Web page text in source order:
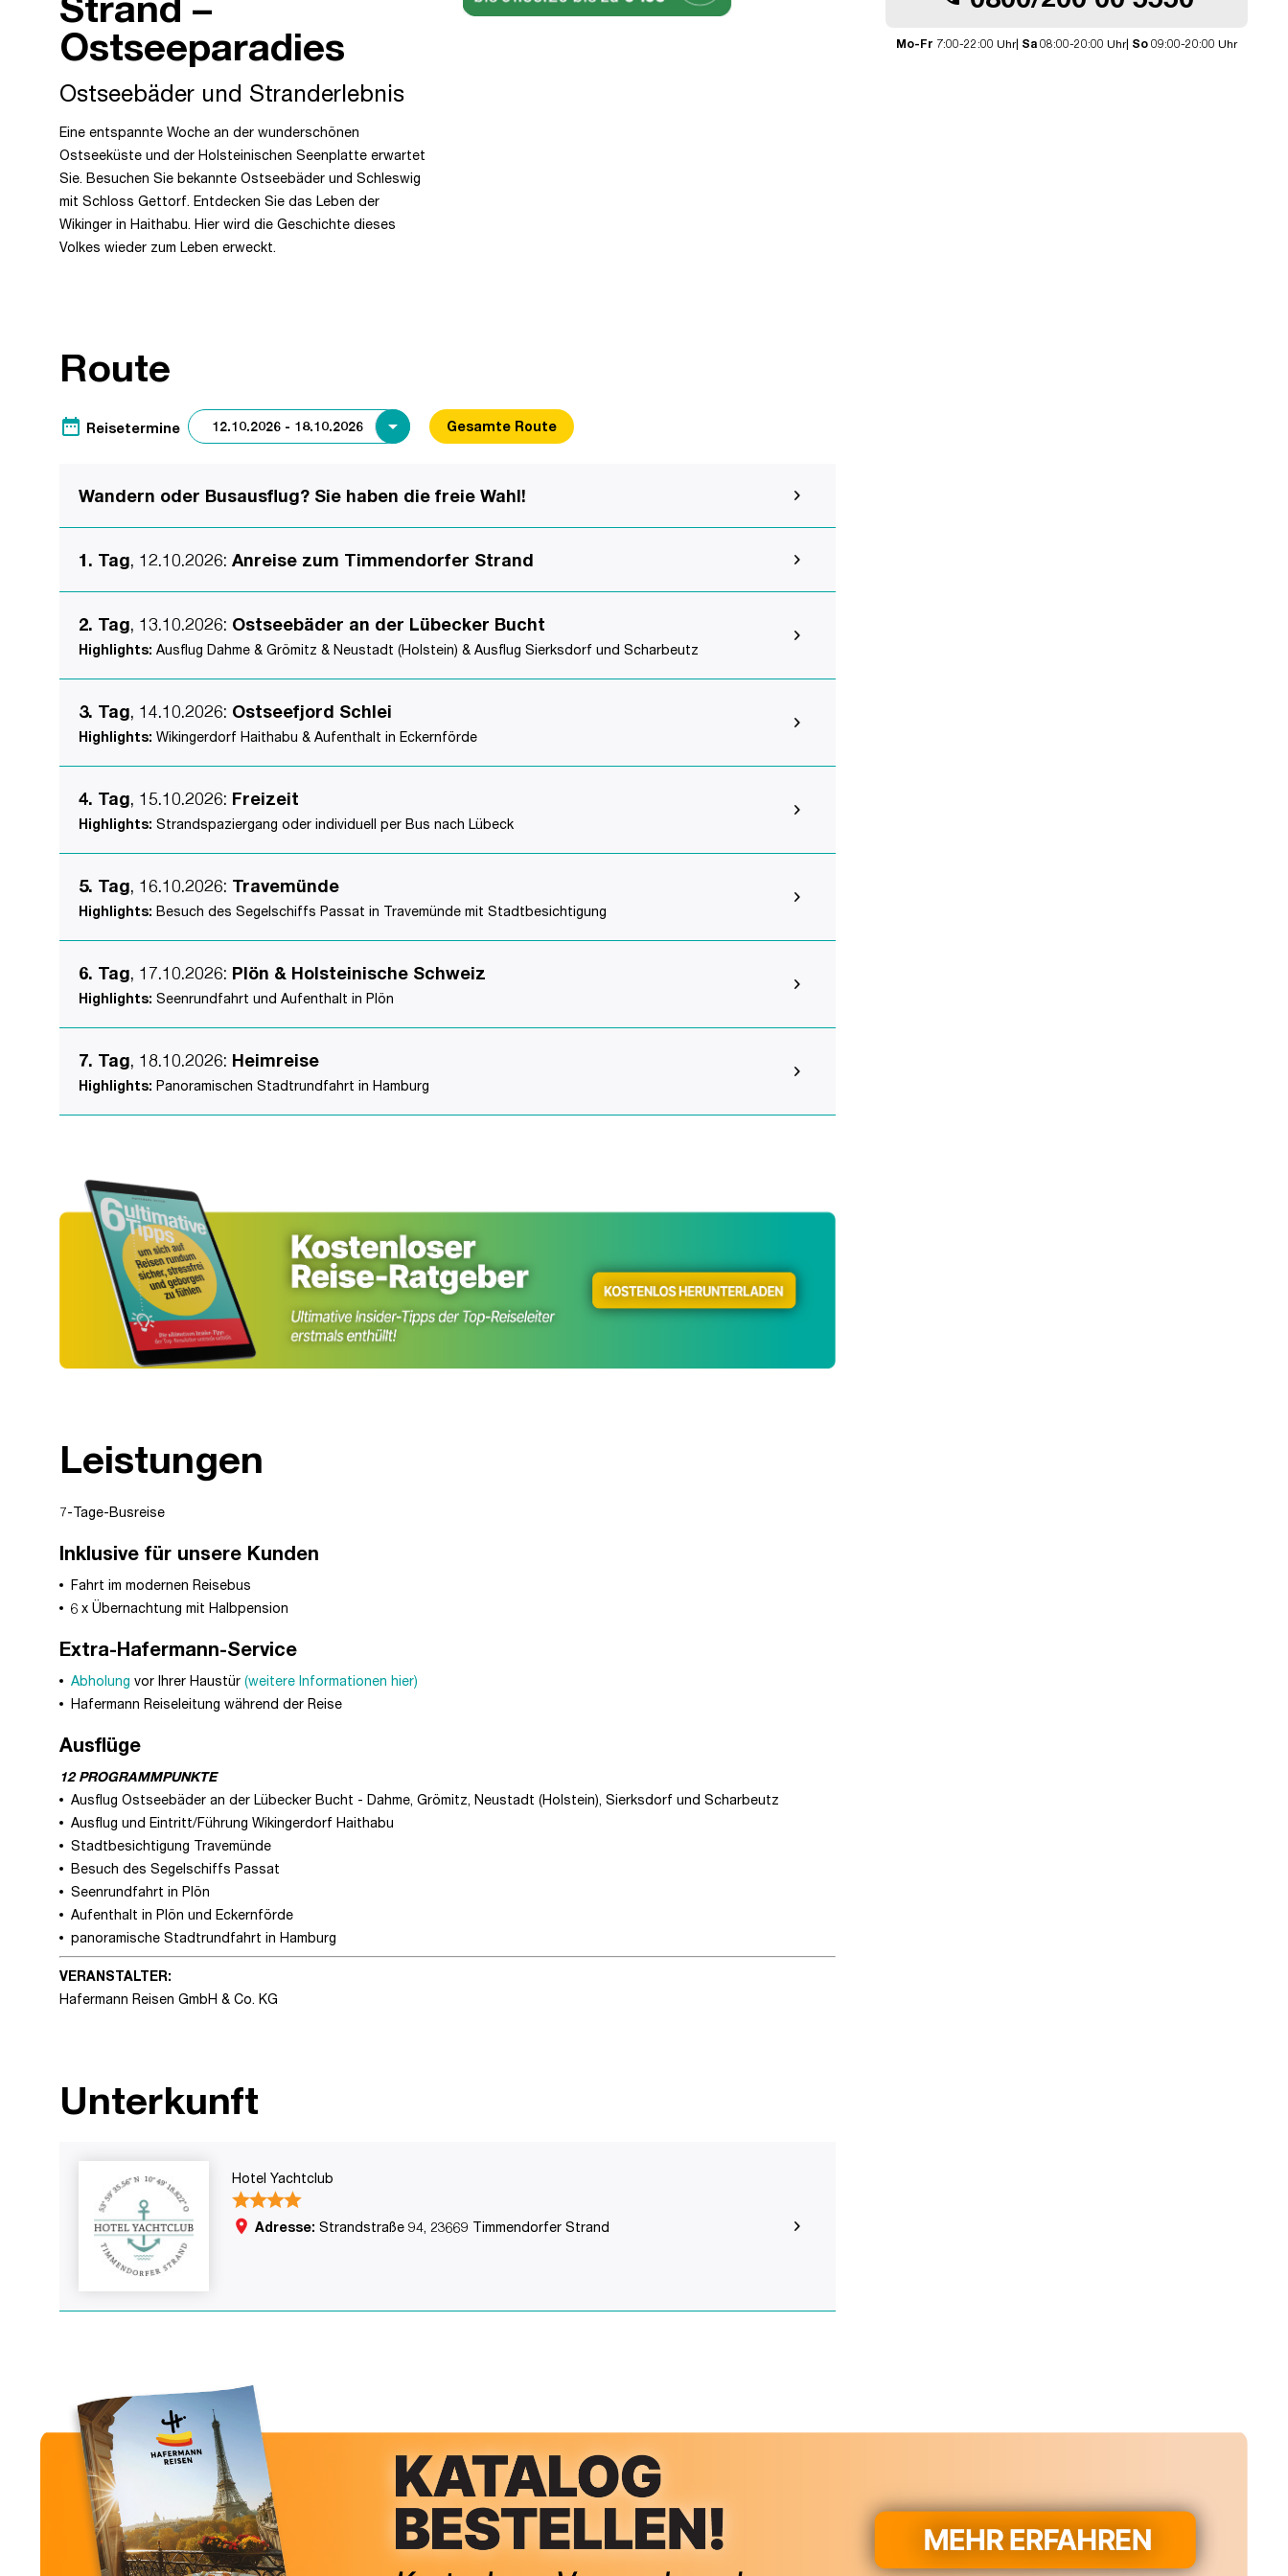
Ostseeparadies
Ostseebäder und Stranderlebnis
Eine entspannte Woche an der wunderschönen
Ostseeküste und der Holsteinischen Seenplatte erwartet
Sie. Besuchen Sie bekannte Ostseebäder und Schleswig
mit Schloss Gettorf. Entdecken Sie das Leben der
Wikinger in Haithabu. Hier wird die Geschichte dieses
Volkes wieder zum Leben erweckt.
Route
date_range Reisetermine Gesamte Route
Wandern oder Busausflug? Sie haben die freie Wahl!
1. Tag, 12.10.2026: Anreise zum Timmendorfer Strand
2. Tag, 13.10.2026: Ostseebäder an der Lübecker Bucht
Highlights: Ausflug Dahme & Grömitz & Neustadt (Holstein) & Ausflug Sierksdorf und Scharbeutz
3. Tag, 14.10.2026: Ostseefjord Schlei
Highlights: Wikingerdorf Haithabu & Aufenthalt in Eckernförde
4. Tag, 15.10.2026: Freizeit
Highlights: Strandspaziergang oder individuell per Bus nach Lübeck
5. Tag, 16.10.2026: Travemünde
Highlights: Besuch des Segelschiffs Passat in Travemünde mit Stadtbesichtigung
6. Tag, 17.10.2026: Plön & Holsteinische Schweiz
Highlights: Seenrundfahrt und Aufenthalt in Plön
7. Tag, 18.10.2026: Heimreise
Highlights: Panoramischen Stadtrundfahrt in Hamburg
Leistungen
7-Tage-Busreise
Inklusive für unsere Kunden
Fahrt im modernen Reisebus
6 x Übernachtung mit Halbpension
Extra-Hafermann-Service
Abholung vor Ihrer Haustür (weitere Informationen hier)
Hafermann Reiseleitung während der Reise
Ausflüge
12 PROGRAMMPUNKTE
Ausflug Ostseebäder an der Lübecker Bucht - Dahme, Grömitz, Neustadt (Holstein), Sierksdorf und Scharbeutz
Ausflug und Eintritt/Führung Wikingerdorf Haithabu
Stadtbesichtigung Travemünde
Besuch des Segelschiffs Passat
Seenrundfahrt in Plön
Aufenthalt in Plön und Eckernförde
panoramische Stadtrundfahrt in Hamburg
VERANSTALTER:
Hafermann Reisen GmbH & Co. KG
Unterkunft
Hotel Yachtclub
place Adresse: Strandstraße 94, 23669 Timmendorfer Strand
Mo-Fr 7:00-22:00 Uhr| Sa 08:00-20:00 Uhr| So 09:00-20:00 Uhr